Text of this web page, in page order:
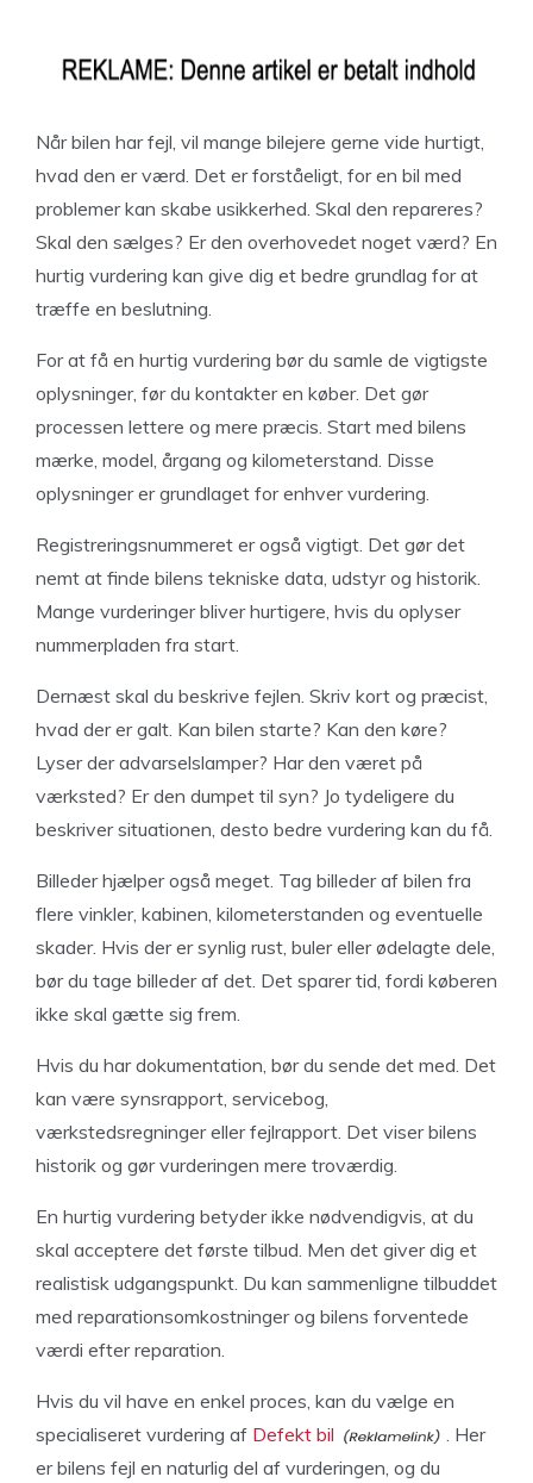
Når bilen har fejl, vil mange bilejere gerne vide hurtigt,
hvad den er værd. Det er forståeligt, for en bil med
problemer kan skabe usikkerhed. Skal den repareres?
Skal den sælges? Er den overhovedet noget værd? En
hurtig vurdering kan give dig et bedre grundlag for at
træffe en beslutning.
For at få en hurtig vurdering bør du samle de vigtigste
oplysninger, før du kontakter en køber. Det gør
processen lettere og mere præcis. Start med bilens
mærke, model, årgang og kilometerstand. Disse
oplysninger er grundlaget for enhver vurdering.
Registreringsnummeret er også vigtigt. Det gør det
nemt at finde bilens tekniske data, udstyr og historik.
Mange vurderinger bliver hurtigere, hvis du oplyser
nummerpladen fra start.
Dernæst skal du beskrive fejlen. Skriv kort og præcist,
hvad der er galt. Kan bilen starte? Kan den køre?
Lyser der advarselslamper? Har den været på
værksted? Er den dumpet til syn? Jo tydeligere du
beskriver situationen, desto bedre vurdering kan du få.
Billeder hjælper også meget. Tag billeder af bilen fra
flere vinkler, kabinen, kilometerstanden og eventuelle
skader. Hvis der er synlig rust, buler eller ødelagte dele,
bør du tage billeder af det. Det sparer tid, fordi køberen
ikke skal gætte sig frem.
Hvis du har dokumentation, bør du sende det med. Det
kan være synsrapport, servicebog,
værkstedsregninger eller fejlrapport. Det viser bilens
historik og gør vurderingen mere troværdig.
En hurtig vurdering betyder ikke nødvendigvis, at du
skal acceptere det første tilbud. Men det giver dig et
realistisk udgangspunkt. Du kan sammenligne tilbuddet
med reparationsomkostninger og bilens forventede
værdi efter reparation.
Hvis du vil have en enkel proces, kan du vælge en
specialiseret vurdering af Defekt bil
. Her
er bilens fejl en naturlig del af vurderingen, og du